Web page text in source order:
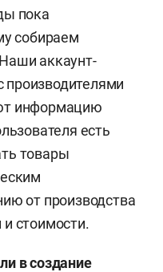
пока
собираем
аккаунт-
информацию
есть
товары
от производства
стоимости.
в создание